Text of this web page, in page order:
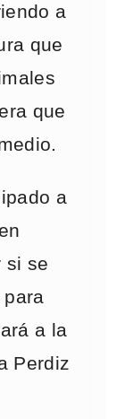
a
que
que
a
si se
a la
Perdiz